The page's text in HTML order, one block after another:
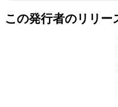
この発行者のリリー